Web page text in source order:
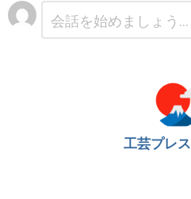
工芸プレス